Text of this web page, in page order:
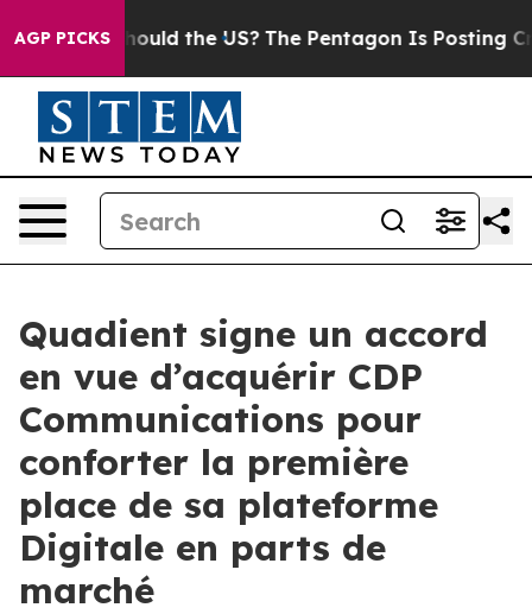
AGP PICKS
Should the US? The Pentagon Is Posting
Quadient signe un accord
en vue d’acquérir CDP
Communications pour
conforter la première
place de sa plateforme
Digitale en parts de
marché